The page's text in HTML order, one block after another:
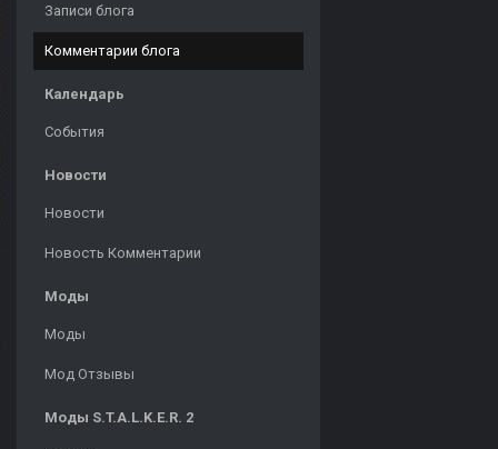
Записи блога
Комментарии блога
Календарь
События
Новости
Новости
Новость Комментарии
Моды
Моды
Мод Отзывы
Моды S.T.A.L.K.E.R. 2